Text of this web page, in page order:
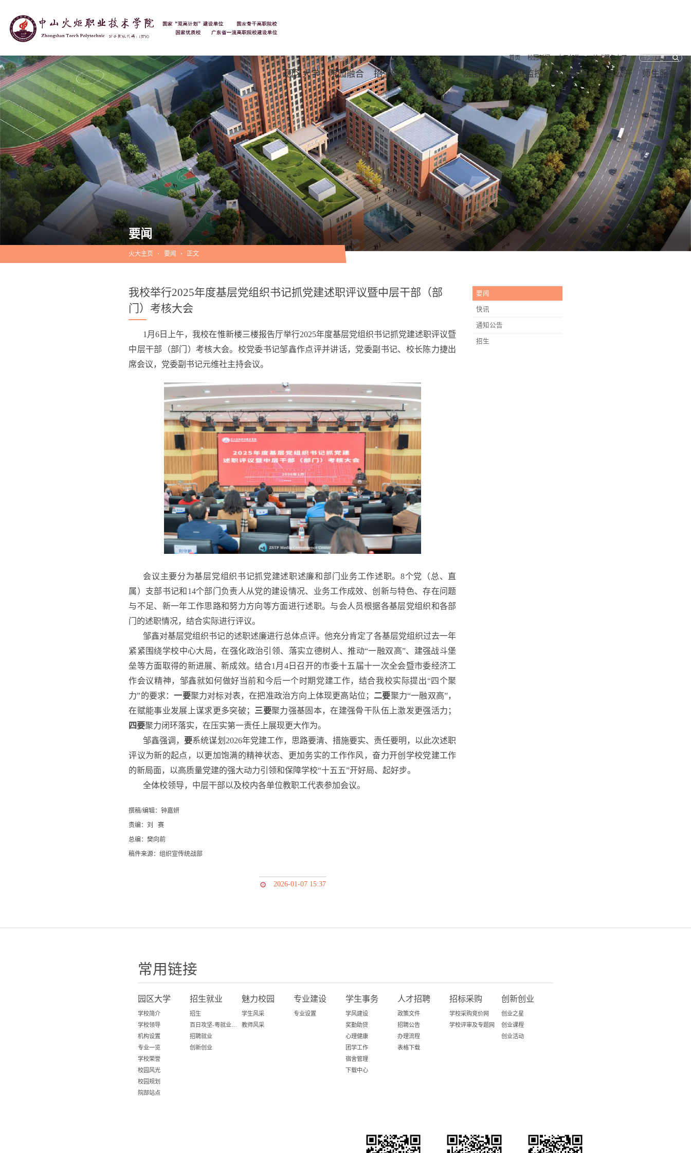
首页 校园新闻 电子邮件 一站式服务大厅
园区大学 院园融合 招生就业 继续教育 院部站点 质量监控 魅力校园 信息公开 师生服务
要闻
火大主页 要闻 正文
要闻
快讯
通知公告
招生
我校举行2025年度基层党组织书记抓党建述职评议暨中层干部（部
门）考核大会
1月6日上午，我校在惟新楼三楼报告厅举行2025年度基层党组织书记抓党建述职评议暨
中层干部（部门）考核大会。校党委书记邹鑫作点评并讲话，党委副书记、校长陈力捷出
席会议，党委副书记元维社主持会议。
会议主要分为基层党组织书记抓党建述职述廉和部门业务工作述职。8个党（总、直
属）支部书记和14个部门负责人从党的建设情况、业务工作成效、创新与特色、存在问题
与不足、新一年工作思路和努力方向等方面进行述职。与会人员根据各基层党组织和各部
门的述职情况，结合实际进行评议。
邹鑫对基层党组织书记的述职述廉进行总体点评。他充分肯定了各基层党组织过去一年
紧紧围绕学校中心大局，在强化政治引领、落实立德树人、推动“一融双高”、建强战斗堡
垒等方面取得的新进展、新成效。结合1月4日召开的市委十五届十一次全会暨市委经济工
作会议精神，邹鑫就如何做好当前和今后一个时期党建工作，结合我校实际提出“四个聚
力”的要求：一要聚力对标对表，在把准政治方向上体现更高站位； 二要聚力“一融双高”，
在赋能事业发展上谋求更多突破； 三要聚力强基固本，在建强骨干队伍上激发更强活力；
四要聚力闭环落实，在压实第一责任上展现更大作为。
邹鑫强调，要系统谋划2026年党建工作，思路要清、措施要实、责任要明，以此次述职
评议为新的起点，以更加饱满的精神状态、更加务实的工作作风，奋力开创学校党建工作
的新局面，以高质量党建的强大动力引领和保障学校“十五五”开好局、起好步。
全体校领导，中层干部以及校内各单位教职工代表参加会议。
撰稿/编辑：钟嘉妍
责编：刘 赛
总编：樊向前
稿件来源：组织宣传统战部
2026-01-07 15:37
常用链接
园区大学
学校简介
学校领导
机构设置
专业一览
学校荣誉
校园风光
校园规划
院部站点
招生就业
招生
招聘就业
创新创业
魅力校园
学生风采
教师风采
专业建设
专业设置
学生事务
学风建设
奖勤助贷
心理健康
团学工作
宿舍管理
下载中心
人才招聘
政策文件
招聘公告
办理流程
表格下载
招标采购
学校采购竞价网
学校评审及专题网
创新创业
创业之星
创业课程
创业活动